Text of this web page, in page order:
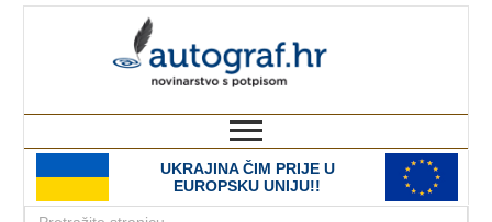
UKRAJINA ČIM PRIJE U
EUROPSKU UNIJU!!